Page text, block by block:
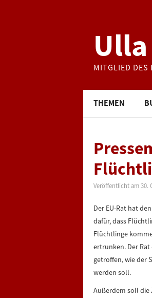
MITGLIED DES
THEMEN
Veröffentlicht am 30.
Der EU-Rat hat
dafür, dass
Flüchtlinge
ertrunken. Der
getroffen, wie der
werden soll.
Außerdem soll die